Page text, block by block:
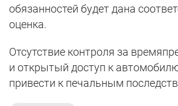
обязанностей будет дана
оценка.
Отсутствие контроля за
и открытый доступ к
привести к печальным